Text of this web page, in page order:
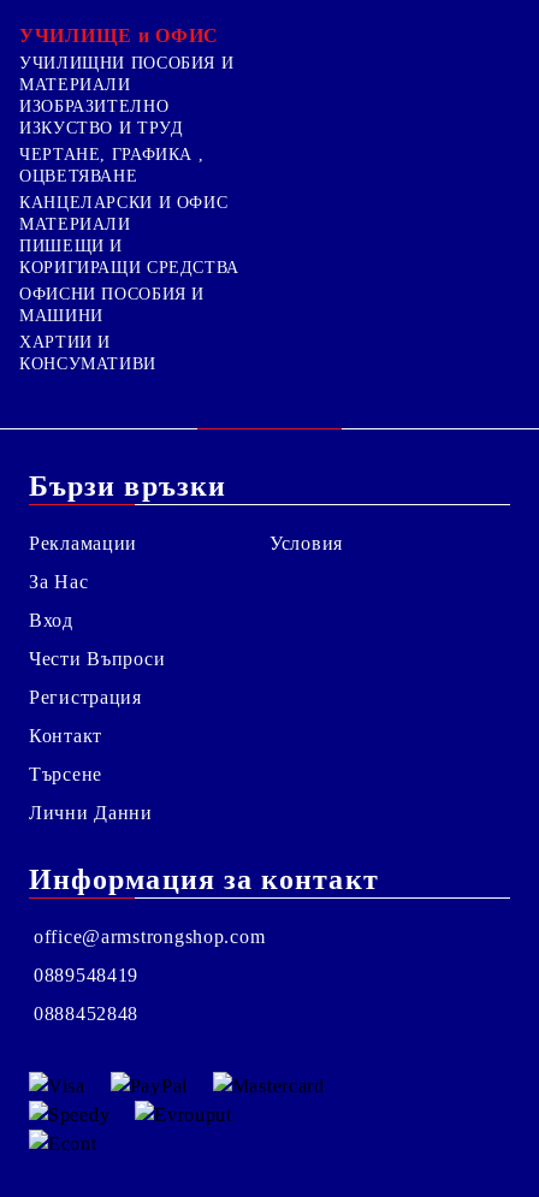
УЧИЛИЩЕ и ОФИС
УЧИЛИЩНИ ПОСОБИЯ И
МАТЕРИАЛИ
ИЗОБРАЗИТЕЛНО
ИЗКУСТВО И ТРУД
ЧЕРТАНЕ, ГРАФИКА ,
ОЦВЕТЯВАНЕ
КАНЦЕЛАРСКИ И ОФИС
МАТЕРИАЛИ
ПИШЕЩИ И
КОРИГИРАЩИ СРЕДСТВА
ОФИСНИ ПОСОБИЯ И
МАШИНИ
ХАРТИИ И
КОНСУМАТИВИ
Бързи връзки
Рекламации
За Нас
Вход
Чести Въпроси
Регистрация
Контакт
Търсене
Лични Данни
Условия
Информация за контакт
office@armstrongshop.com
0889548419
0888452848